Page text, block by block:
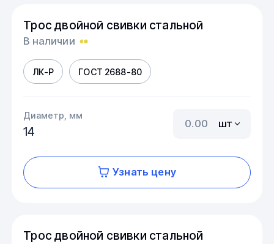
Трос двойной свивки стальной
В наличии
ЛК-Р ГОСТ 2688-80
Диаметр, мм
14
шт
Узнать цену
Трос двойной свивки стальной